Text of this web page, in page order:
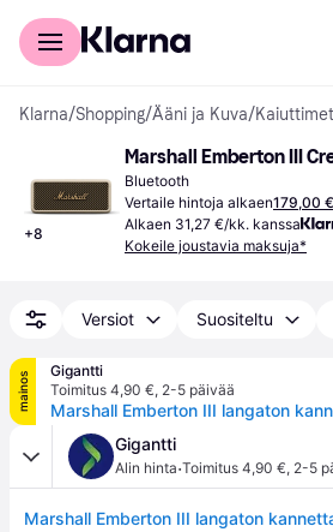
Kuluttajille
Klarna/Shopping/Ääni ja Kuva/Kaiuttimet
+8
Marshall Emberton III
Bluetooth
Vertaile hintoja alkaen179,00 €
Alkaen 31,27 €/kk. kanssa
Kokeile joustavia maksuja*
Versiot Suositeltu
mainos
Gigantti
Toimitus 4,90 €, 2-5 päivää
Gigantti
Alin hinta·Toimitus 4,90 €, 2-5